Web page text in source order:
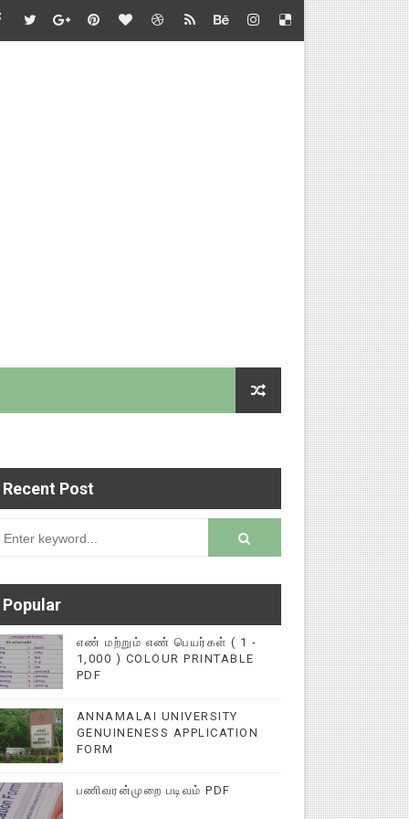
- வழிகாட்டி நெறிமுறைகள் சார்பு - தொடக்கக் கல்வி
சார்பு - பள்ளிக்கல்வி இயக்குநர் செயல்முறைகள்
- அறிவுரை வழங்குதல் சார்பு - தொடக்கக் கல்வி இயக்குநர்
செய்ய 9345616572 என்ற எண்ணிற்கு
Recent Post
Popular
எண் மற்றும் எண் பெயர்கள் ( 1 -
1,000 ) COLOUR PRINTABLE
PDF
ANNAMALAI UNIVERSITY
GENUINENESS APPLICATION
FORM
பணிவரன்முறை படிவம் PDF